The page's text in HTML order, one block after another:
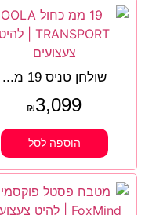
שולחן טניס 19 מ...
₪3,099
הוספה לסל